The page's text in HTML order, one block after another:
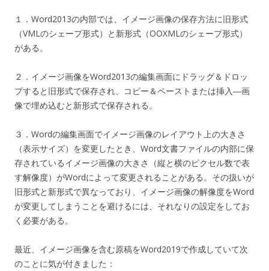
１．Word2013の内部では、イメージ画像の保存方法に旧形式
（VMLのシェープ形式）と新形式（OOXMLのシェープ形式）
がある。
２．イメージ画像をWord2013の編集画面にドラッグ＆ドロッ
プすると旧形式で保存され、コピー＆ペーストまたは挿入―画
像で埋め込むと新形式で保存される。
３．Wordの編集画面でイメージ画像のレイアウト上の大きさ
（表示サイズ）を変更したとき、Word文書ファイルの内部に保
存されているイメージ画像の大きさ（縦と横のピクセル数で表
す解像度）がWordによって変更されることがある。その扱いが
旧形式と新形式で異なっており、イメージ画像の解像度をWord
が変更してしまうことを避けるには、それなりの設定をしてお
く必要がある。
最近、イメージ画像を含む原稿をWord2019で作成していて次
のことに気が付きました：